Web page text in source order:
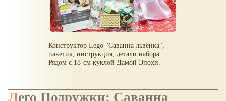
Конструктор Lego "Саванна львёнка",
пакетик, инструкция, детали набора.
Рядом с 18-см куклой Дамой Эпохи.
Лего Подружки: Саванна